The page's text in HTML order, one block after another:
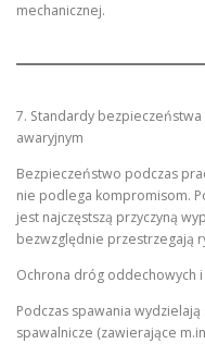
mechanicznej.
7. Standardy
awaryjnym
Bezpieczeństwo podczas
nie podlega kompromisom.
jest najczęstszą przyczyną
bezwzględnie przestrzegają
Ochrona dróg oddechowych
Podczas spawania
spawalnicze (zawierające